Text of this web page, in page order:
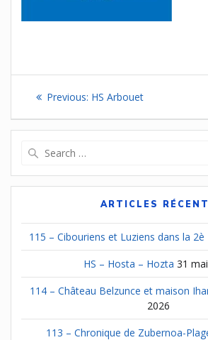
Navigation
de
l’article
Previous: Previous
HS Arbouet
ARTICLES
115 – Cibouriens et Luziens dans la 2è
HS – Hosta – Hozta 31
114 – Château Belzunce et maison
2026
113 – Chronique de Zubernoa-